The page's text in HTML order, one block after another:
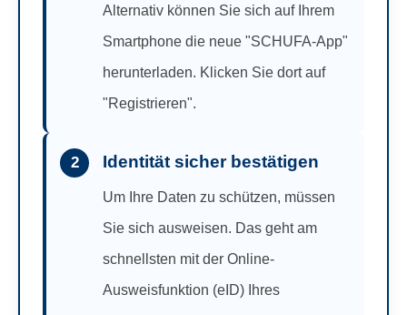
Alternativ können Sie sich auf Ihrem
Smartphone die neue "SCHUFA-App"
herunterladen. Klicken Sie dort auf
"Registrieren".
2 Identität sicher bestätigen
Um Ihre Daten zu schützen, müssen
Sie sich ausweisen. Das geht am
schnellsten mit der Online-
Ausweisfunktion (eID) Ihres